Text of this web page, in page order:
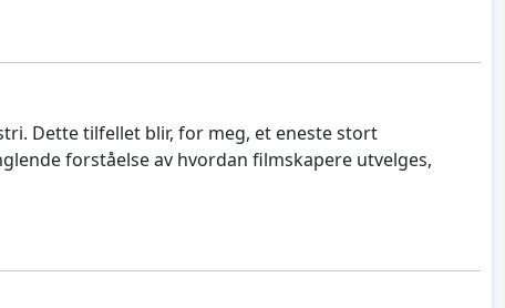
Dette tilfellet blir, for meg, et eneste stort
forståelse av hvordan filmskapere utvelges,